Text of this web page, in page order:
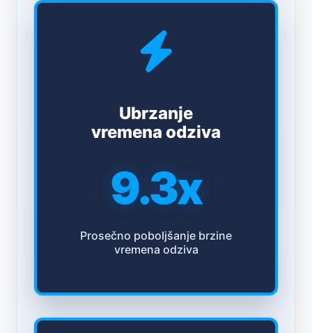
Ubrzanje
vremena odziva
9.3x
Prosečno poboljšanje brzine
vremena odziva